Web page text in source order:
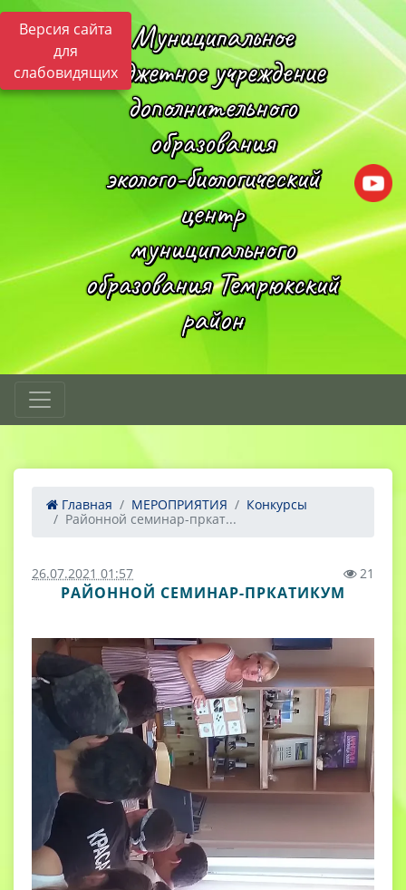
Версия сайта
для
слабовидящих
Муниципальное
бюджетное учреждение
дополнительного
образования
эколого-биологический
центр
муниципального
образования Темрюкский
район
Главная МЕРОПРИЯТИЯ
Конкурсы
Районной семинар-пркат...
26.07.2021 01:57 21
РАЙОННОЙ СЕМИНАР-ПРКАТИКУМ